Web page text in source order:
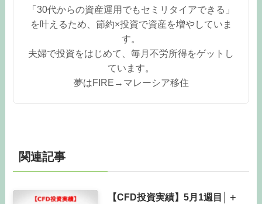
「30代からの資産運用でもセミリタイアできる」
を叶えるため、節約×投資で資産を増やしていま
す。
夫婦で投資をはじめて、毎月不労所得をゲットし
ています。
夢はFIRE→マレーシア移住
関連記事
【CFD投資実績】5月1週目│＋